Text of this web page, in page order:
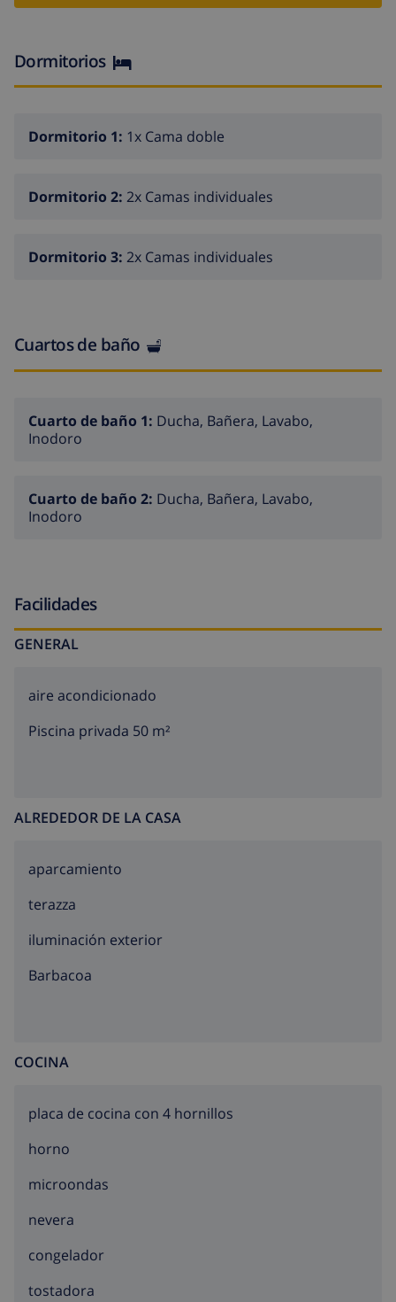
Dormitorios
Dormitorio 1: 1x Cama doble
Dormitorio 2: 2x Camas individuales
Dormitorio 3: 2x Camas individuales
Cuartos de baño
Cuarto de baño 1: Ducha, Bañera, Lavabo,
Inodoro
Cuarto de baño 2: Ducha, Bañera, Lavabo,
Inodoro
Facilidades
GENERAL
aire acondicionado
Piscina privada 50 m²
ALREDEDOR DE LA CASA
aparcamiento
terazza
iluminación exterior
barbacoa
COCINA
placa de cocina con 4 hornillos
horno
microondas
nevera
congelador
tostadora